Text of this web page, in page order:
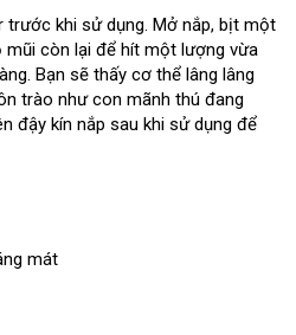
trước khi sử dụng. Mở nắp, bịt một
mũi còn lại để hít một lượng vừa
Bạn sẽ thấy cơ thể lâng lâng
trào như con mãnh thú đang
đậy kín nắp sau khi sử dụng để
mát